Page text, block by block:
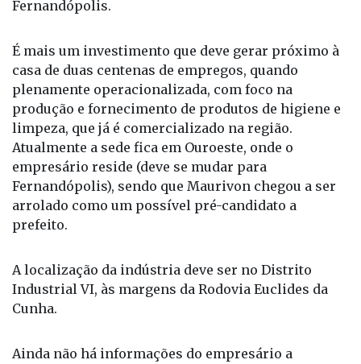
de anunciar publicamente a chegada da empresa a
É mais um investimento que deve gerar próximo à
casa de duas centenas de empregos, quando
plenamente operacionalizada, com foco na
produção e fornecimento de produtos de higiene e
limpeza, que já é comercializado na região.
Atualmente a sede fica em Ouroeste, onde o
empresário reside (deve se mudar para
Fernandópolis), sendo que Maurivon chegou a ser
arrolado como um possível pré-candidato a
A localização da indústria deve ser no Distrito
Industrial VI, às margens da Rodovia Euclides da